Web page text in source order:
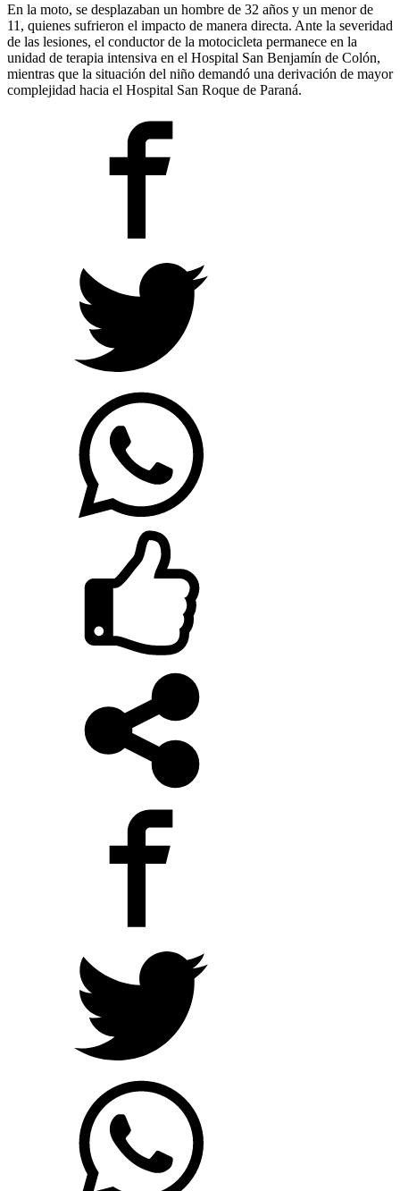
En la moto, se desplazaban un hombre de 32 años y un menor de
11, quienes sufrieron el impacto de manera directa. Ante la severidad
de las lesiones, el conductor de la motocicleta permanece en la
unidad de terapia intensiva en el Hospital San Benjamín de Colón,
mientras que la situación del niño demandó una derivación de mayor
complejidad hacia el Hospital San Roque de Paraná.